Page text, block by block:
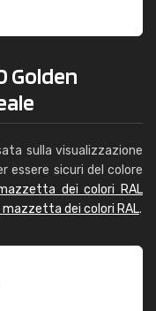
Golden
sulla visualizzazione
essere sicuri del colore
dei colori RAL
dei colori RAL.